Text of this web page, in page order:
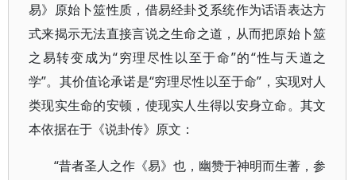
易》原始卜筮性质，借易经卦爻系统作为话语表达方
式来揭示无法直接言说之生命之道，从而把原始卜筮
之易转变成为“穷理尽性以至于命”的“性与天道之
学”。其价值论承诺是“穷理尽性以至于命”，实现对人
类现实生命的安顿，使现实人生得以安身立命。其文
本依据在于《说卦传》原文：
“昔者圣人之作《易》也，幽赞于神明而生蓍，参